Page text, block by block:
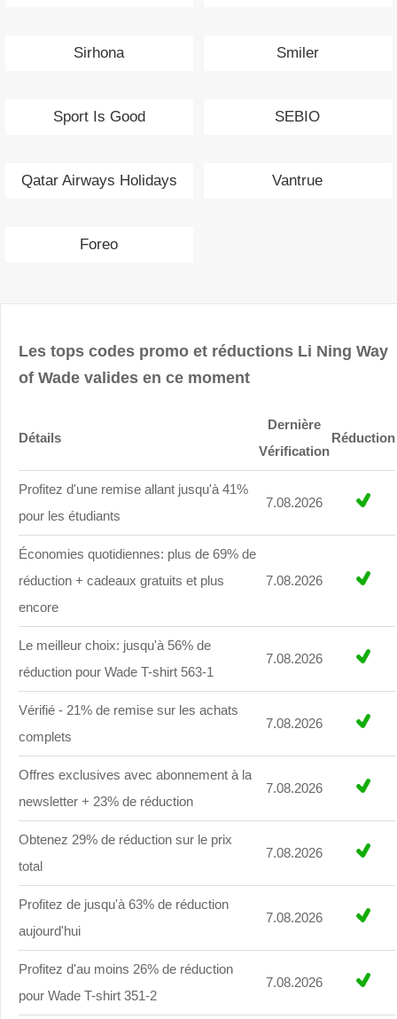
Sirhona Smiler
Sport Is Good SEBIO
Qatar Airways Holidays Vantrue
Foreo
Les tops codes promo et réductions Li Ning Way
of Wade valides en ce moment
Détails
Dernière
Vérification
Réduction
Profitez d'une remise allant jusqu'à 41%
pour les étudiants
7.08.2026
Économies quotidiennes: plus de 69% de
réduction + cadeaux gratuits et plus
encore
7.08.2026
Le meilleur choix: jusqu'à 56% de
réduction pour Wade T-shirt 563-1
7.08.2026
Vérifié - 21% de remise sur les achats
complets
7.08.2026
Offres exclusives avec abonnement à la
newsletter + 23% de réduction
7.08.2026
Obtenez 29% de réduction sur le prix
total
7.08.2026
Profitez de jusqu'à 63% de réduction
aujourd'hui
7.08.2026
Profitez d'au moins 26% de réduction
pour Wade T-shirt 351-2
7.08.2026